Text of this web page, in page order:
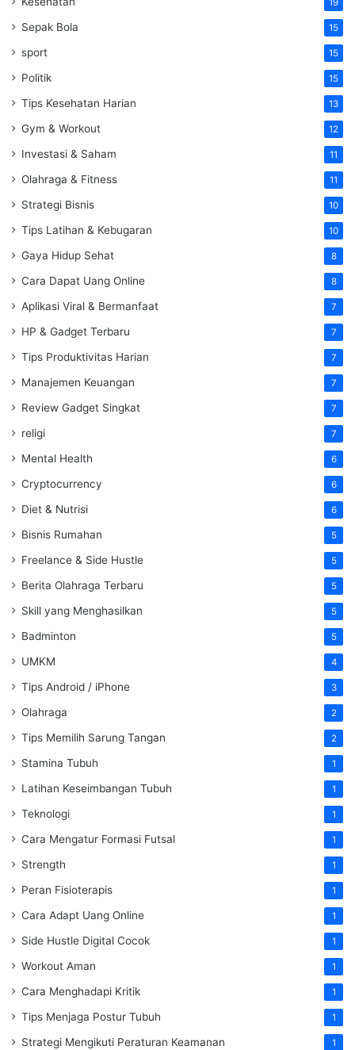
19
Sepak Bola 15
sport 15
Politik 15
Tips Kesehatan Harian 13
Gym & Workout 12
Investasi & Saham 11
Olahraga & Fitness 11
Strategi Bisnis 10
Tips Latihan & Kebugaran 10
Gaya Hidup Sehat 8
Cara Dapat Uang Online 8
Aplikasi Viral & Bermanfaat 7
HP & Gadget Terbaru 7
Tips Produktivitas Harian 7
Manajemen Keuangan 7
Review Gadget Singkat 7
religi 7
Mental Health 6
Cryptocurrency 6
Diet & Nutrisi 6
Bisnis Rumahan 5
Freelance & Side Hustle 5
Berita Olahraga Terbaru 5
Skill yang Menghasilkan 5
Badminton 5
UMKM 4
Tips Android / iPhone 3
Olahraga 2
Tips Memilih Sarung Tangan 2
Stamina Tubuh 1
Latihan Keseimbangan Tubuh 1
Teknologi 1
Cara Mengatur Formasi Futsal 1
Strength 1
Peran Fisioterapis 1
Cara Adapt Uang Online 1
Side Hustle Digital Cocok 1
Workout Aman 1
Cara Menghadapi Kritik 1
Tips Menjaga Postur Tubuh 1
Strategi Mengikuti Peraturan Keamanan 1